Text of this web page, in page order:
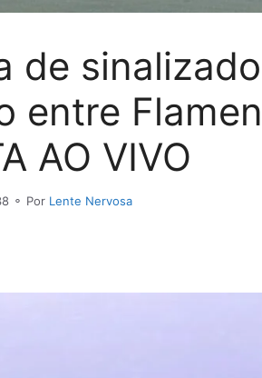
de
entre
AO VIVO
⚬ Por Lente Nervosa